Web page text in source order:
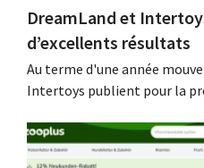
DreamLand et
d’excellents résultats
Au terme d'une année
Intertoys publient pour la
qui parle d'un « résultat